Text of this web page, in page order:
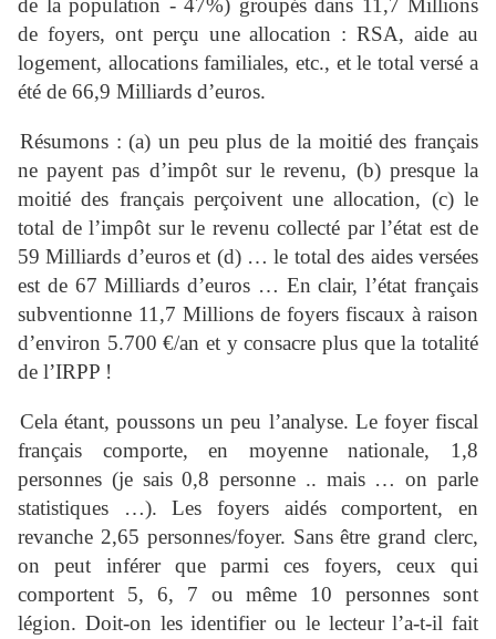
de la population - 47%) groupés dans 11,7 Millions
de foyers, ont perçu une allocation : RSA, aide au
logement, allocations familiales, etc., et le total versé a
été de 66,9 Milliards d’euros.
Résumons : (a) un peu plus de la moitié des français
ne payent pas d’impôt sur le revenu, (b) presque la
moitié des français perçoivent une allocation, (c) le
total de l’impôt sur le revenu collecté par l’état est de
59 Milliards d’euros et (d) … le total des aides versées
est de 67 Milliards d’euros … En clair, l’état français
subventionne 11,7 Millions de foyers fiscaux à raison
d’environ 5.700 €/an et y consacre plus que la totalité
de l’IRPP !
Cela étant, poussons un peu l’analyse. Le foyer fiscal
français comporte, en moyenne nationale, 1,8
personnes (je sais 0,8 personne .. mais … on parle
statistiques …). Les foyers aidés comportent, en
revanche 2,65 personnes/foyer. Sans être grand clerc,
on peut inférer que parmi ces foyers, ceux qui
comportent 5, 6, 7 ou même 10 personnes sont
légion. Doit-on les identifier ou le lecteur l’a-t-il fait